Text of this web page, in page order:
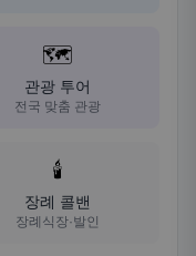
🗺️
관광 투어
전국 맞춤 관광
🕯️
장례 콜밴
장례식장·발인